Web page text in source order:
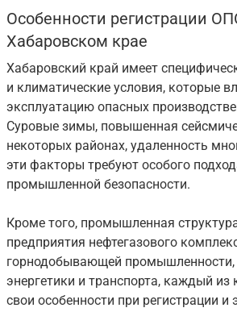
Особенности регистрации
Хабаровском крае
Хабаровский край имеет
и климатические условия, которые
эксплуатацию опасных
Суровые зимы, повышенная
некоторых районах, удаленность
эти факторы требуют особого
промышленной безопасности.
Кроме того, промышленная
предприятия нефтегазового
горнодобывающей промышленности,
энергетики и транспорта, каждый из
свои особенности при регистрации и